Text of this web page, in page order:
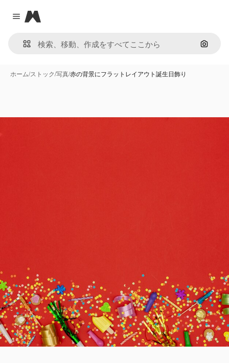
Close menu
Magnific
画像で
ホーム/ストック/写真/赤の背景にフラットレイアウト誕生日飾り